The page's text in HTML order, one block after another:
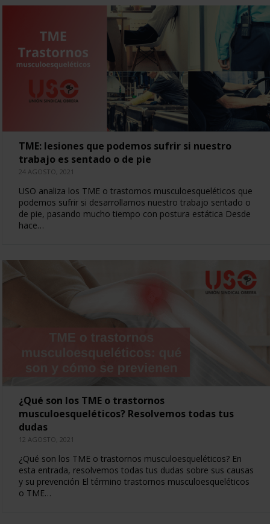
TME: lesiones que podemos sufrir si nuestro
trabajo es sentado o de pie
24 AGOSTO, 2021
USO analiza los TME o trastornos musculoesqueléticos que
podemos sufrir si desarrollamos nuestro trabajo sentado o
de pie, pasando mucho tiempo con postura estática Desde
hace…
¿Qué son los TME o trastornos
musculoesqueléticos? Resolvemos todas tus
dudas
12 AGOSTO, 2021
¿Qué son los TME o trastornos musculoesqueléticos? En
esta entrada, resolvemos todas tus dudas sobre sus causas
y su prevención El término trastornos musculoesqueléticos
o TME…